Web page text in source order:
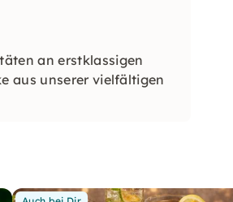
an erstklassigen
aus unserer vielfältigen